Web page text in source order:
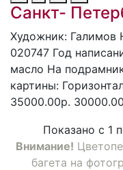
Санкт-
Художник: Галимов
020747 Год
масло На
картины:
35000.00р.
Показано с 1
Внимание!
багета на